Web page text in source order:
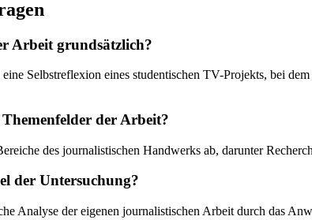
Arbeit grundsätzlich?
Selbstreflexion eines studentischen TV-Projekts, bei
der Arbeit?
des journalistischen Handwerks ab, darunter
der Untersuchung?
Analyse der eigenen journalistischen Arbeit durch das